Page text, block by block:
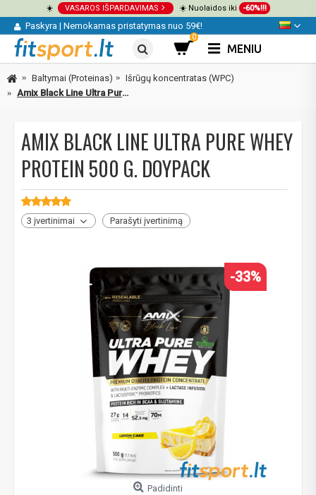
☀️ VASAROS IŠPARDAVIMAS ☀️ Nuolaidos iki -60%!!!
Paskyra | Nemokamas pristatymas nuo 59€!
0
MENIU
Baltymai (Proteinas)
Išrūgų koncentratas (WPC)
Amix Black Line Ultra Pure Whey Protein 500 g. DOYPACK
AMIX BLACK LINE ULTRA PURE WHEY
PROTEIN 500 G. DOYPACK
3 įvertinimai Parašyti įvertinimą
-33%
Padidinti